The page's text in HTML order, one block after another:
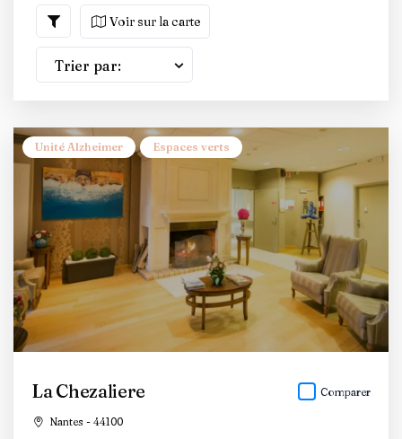
Voir sur la carte
Trier par:
Unité Alzheimer Espaces verts
La Chezaliere
Nantes - 44100
Comparer